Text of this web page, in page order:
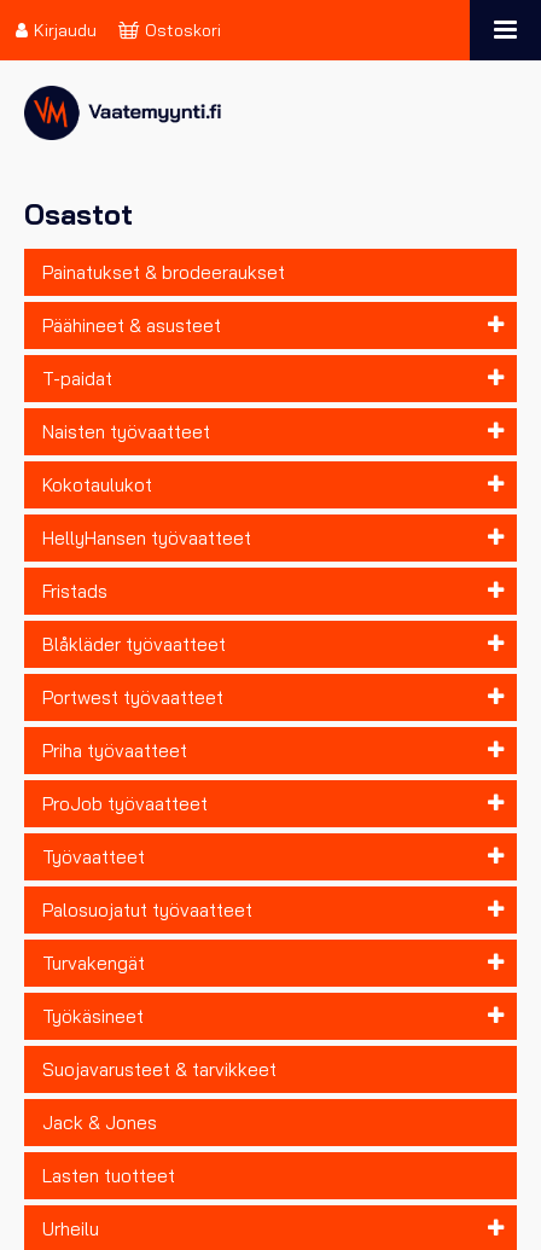
Osastot
Painatukset & brodeeraukset
Päähineet & asusteet
T-paidat
Naisten työvaatteet
Kokotaulukot
HellyHansen työvaatteet
Fristads
Blåkläder työvaatteet
Portwest työvaatteet
Priha työvaatteet
ProJob työvaatteet
Työvaatteet
Palosuojatut työvaatteet
Turvakengät
Työkäsineet
Suojavarusteet & tarvikkeet
Jack & Jones
Lasten tuotteet
Urheilu
Kirjaudu Ostoskori